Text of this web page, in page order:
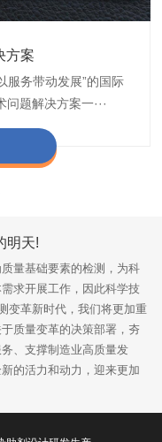
方案
服务带动发展”的国际
题解决方案一···
决方案
决方案30余载,励志于
技术问题解决方···
决方案
印唛商标、织带服装颜
式服务提供商,技···
粒
剂,TF-W760,TF-W760
实力提供商,···
明天!
量基础要素的检测，为科
求开展工作，因此科学技
变革新时代，我们将更加重
质量变革的决策部署，夯
、支撑制造业高质量发
的活力和动力，迎来更加